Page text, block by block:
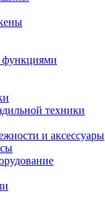
функциями
техники
и аксессуары